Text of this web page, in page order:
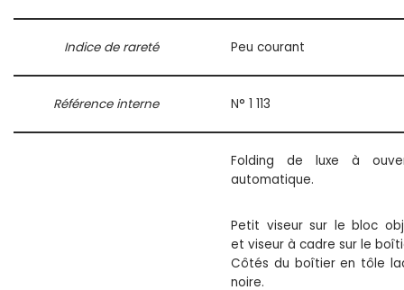
Indice de rareté Peu courant
Référence interne N° 1 113
Folding de luxe à
automatique.
Petit viseur sur le bloc
et viseur à cadre sur le
Côtés du boîtier en tôle
noire.